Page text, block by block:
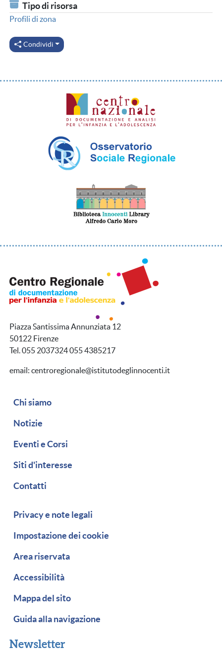
Tipo di risorsa
Profili di zona
Condividi
Piazza Santissima Annunziata 12
50122 Firenze
Tel. 055 2037324 055 4385217
email: centroregionale@istitutodeglinnocenti.it
Navigazione secondaria
Chi siamo
Notizie
Eventi e Corsi
Siti d'interesse
Contatti
Piè di pagina
Privacy e note legali
Impostazione dei cookie
Area riservata
Accessibilità
Mappa del sito
Guida alla navigazione
Newsletter